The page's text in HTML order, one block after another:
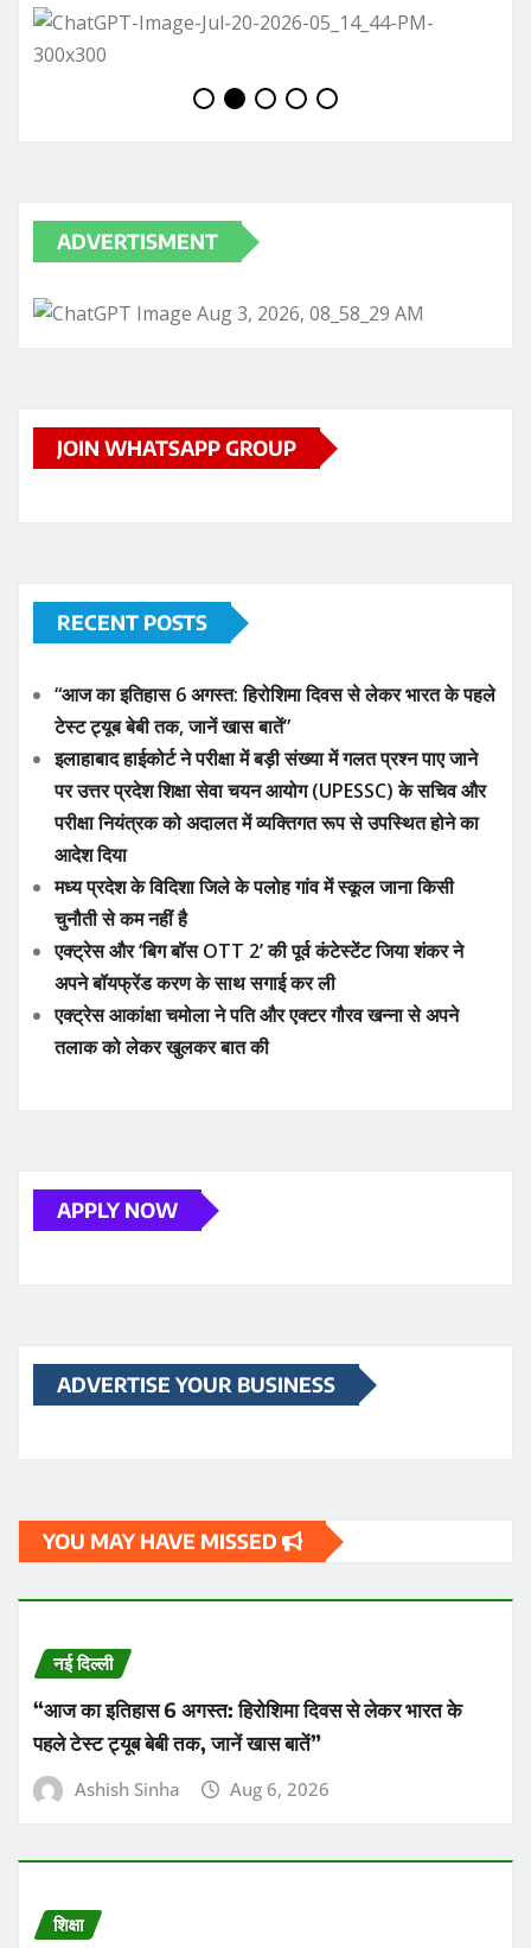
ADVERTISMENT
JOIN WHATSAPP GROUP
RECENT POSTS
“आज का इतिहास 6 अगस्त: हिरोशिमा दिवस से लेकर भारत के पहले
टेस्ट ट्यूब बेबी तक, जानें खास बातें”
इलाहाबाद हाईकोर्ट ने परीक्षा में बड़ी संख्या में गलत प्रश्न पाए जाने
पर उत्तर प्रदेश शिक्षा सेवा चयन आयोग (UPESSC) के सचिव और
परीक्षा नियंत्रक को अदालत में व्यक्तिगत रूप से उपस्थित होने का
आदेश दिया
मध्य प्रदेश के विदिशा जिले के पलोह गांव में स्कूल जाना किसी
चुनौती से कम नहीं है
एक्ट्रेस और ‘बिग बॉस OTT 2’ की पूर्व कंटेस्टेंट जिया शंकर ने
अपने बॉयफ्रेंड करण के साथ सगाई कर ली
एक्ट्रेस आकांक्षा चमोला ने पति और एक्टर गौरव खन्ना से अपने
तलाक को लेकर खुलकर बात की
APPLY NOW
ADVERTISE YOUR BUSINESS
YOU MAY HAVE MISSED
नई दिल्ली
“आज का इतिहास 6 अगस्त: हिरोशिमा दिवस से लेकर भारत के
पहले टेस्ट ट्यूब बेबी तक, जानें खास बातें”
Ashish Sinha Aug 6, 2026
शिक्षा